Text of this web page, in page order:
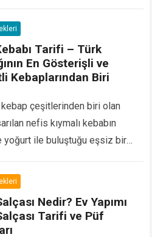
Tarifi – Türk
En Gösterişli ve
Kebaplarından Biri
kebap çeşitlerinden biri olan
nefis kıymalı kebabın
yoğurt ile buluştuğu eşsiz bir
Nedir? Ev Yapımı
Tarifi ve Püf